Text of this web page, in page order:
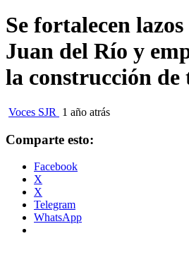
Se fortalecen
Juan del Río y
la construcción de
Voces SJR 1 año atrás
Comparte esto:
Facebook
X
X
Telegram
WhatsApp